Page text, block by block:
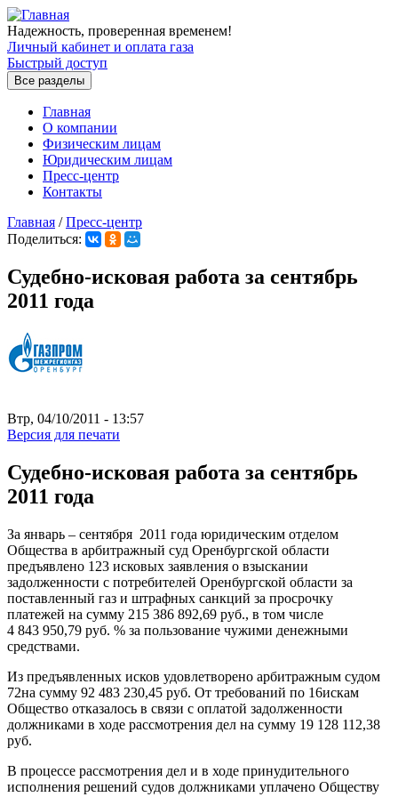
Перейти к основному содержанию
Надежность, проверенная временем!
Личный кабинет и оплата газа
Быстрый доступ
Все разделы
Главная
О компании
Физическим лицам
Юридическим лицам
Пресс-центр
Контакты
Вы здесь
Главная / Пресс-центр
Поделиться:
Судебно-исковая работа за сентябрь
2011 года
Втр, 04/10/2011 - 13:57
Версия для печати
Судебно-исковая работа за сентябрь
2011 года
За январь – сентября 2011 года юридическим отделом
Общества в арбитражный суд Оренбургской области
предъявлено 123 исковых заявления о взыскании
задолженности с потребителей Оренбургской области за
поставленный газ и штрафных санкций за просрочку
платежей на сумму 215 386 892,69 руб., в том числе
4 843 950,79 руб. % за пользование чужими денежными
средствами.
Из предъявленных исков удовлетворено арбитражным судом
72на сумму 92 483 230,45 руб. От требований по 16искам
Общество отказалось в связи с оплатой задолженности
должниками в ходе рассмотрения дел на сумму 19 128 112,38
руб.
В процессе рассмотрения дел и в ходе принудительного
исполнения решений судов должниками уплачено Обществу